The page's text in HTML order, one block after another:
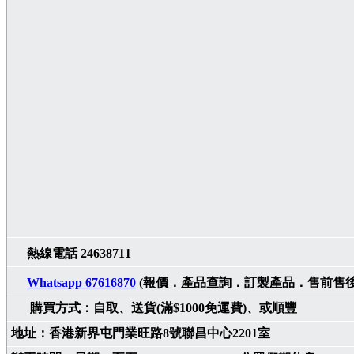
熱線電話 24638711
Whatsapp 67616870 (報價．產品查詢．訂製產品．售前售
購買方式：自取、送貨(滿$1000免運費)、或順豐
地址：香港新界屯門業旺路8號聯昌中心2201室